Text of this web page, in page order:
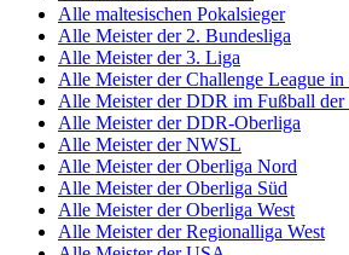
Alle maltesischen Pokalsieger
Alle Meister der 2. Bundesliga
Alle Meister der 3. Liga
Alle Meister der Challenge League
Alle Meister der DDR im Fußball der
Alle Meister der DDR-Oberliga
Alle Meister der NWSL
Alle Meister der Oberliga Nord
Alle Meister der Oberliga Süd
Alle Meister der Oberliga West
Alle Meister der Regionalliga West